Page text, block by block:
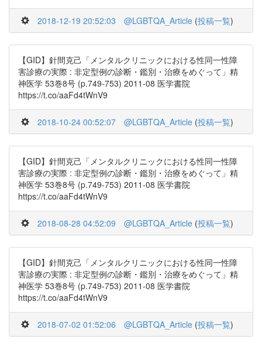
2018-12-19 20:52:03 @LGBTQA_Article (投稿一覧)
【GID】針間克己「メンタルクリニックにおける性同一性障
害診療の実際 : 非定型例の診断・鑑別・治療をめぐって」精
神医学 53巻8号 (p.749-753) 2011-08 医学書院
https://t.co/aaFd4tWnV9
2018-10-24 00:52:07 @LGBTQA_Article (投稿一覧)
【GID】針間克己「メンタルクリニックにおける性同一性障
害診療の実際 : 非定型例の診断・鑑別・治療をめぐって」精
神医学 53巻8号 (p.749-753) 2011-08 医学書院
https://t.co/aaFd4tWnV9
2018-08-28 04:52:09 @LGBTQA_Article (投稿一覧)
【GID】針間克己「メンタルクリニックにおける性同一性障
害診療の実際 : 非定型例の診断・鑑別・治療をめぐって」精
神医学 53巻8号 (p.749-753) 2011-08 医学書院
https://t.co/aaFd4tWnV9
2018-07-02 01:52:06 @LGBTQA_Article (投稿一覧)